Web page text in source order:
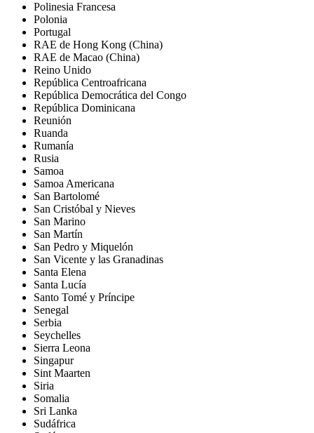
Polinesia Francesa
Polonia
Portugal
RAE de Hong Kong (China)
RAE de Macao (China)
Reino Unido
República Centroafricana
República Democrática del Congo
República Dominicana
Reunión
Ruanda
Rumanía
Rusia
Samoa
Samoa Americana
San Bartolomé
San Cristóbal y Nieves
San Marino
San Martín
San Pedro y Miquelón
San Vicente y las Granadinas
Santa Elena
Santa Lucía
Santo Tomé y Príncipe
Senegal
Serbia
Seychelles
Sierra Leona
Singapur
Sint Maarten
Siria
Somalia
Sri Lanka
Sudáfrica